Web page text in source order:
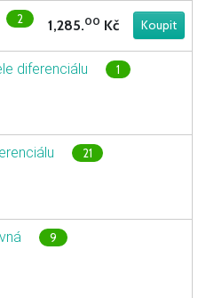
2 1,285.00 Kč
diferenciálu 1
21
9